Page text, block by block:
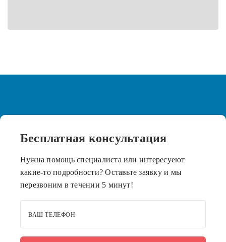
Бесплатная консультация
Нужна помощь специалиста или интересуеют
какие-то подробности? Оставьте заявку и мы
перезвоним в течении 5 минут!
ВАШ ТЕЛЕФОН